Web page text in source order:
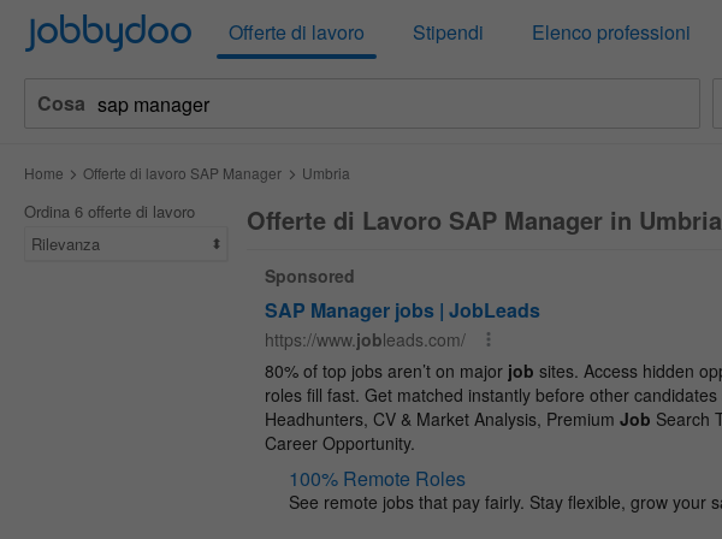
Jobbydoo Offerte di lavoro Stipendi Elenco professioni
Cosa
Home Offerte di lavoro SAP Manager Umbria
Ordina 6 offerte di lavoro
Rilevanza
Offerte di Lavoro SAP Manager in Umbria